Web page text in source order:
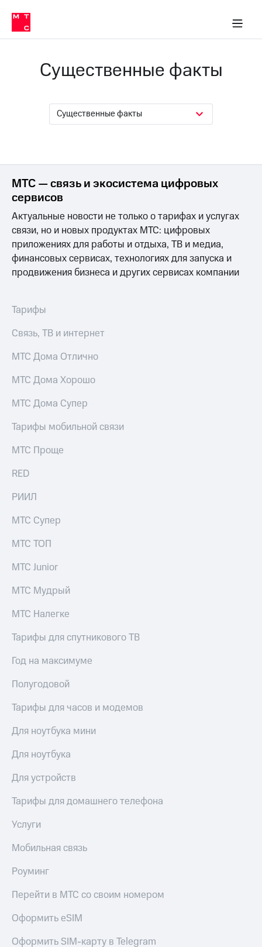
Медиа-центр
и акционерам
Устойчивое развитие
Комплаенс и деловая этика
компании
Карьера
История
компании
Правовая
Контакты
Медиа-центр
Пресс-
релизы
Интервью
Финансовая
в
секретарь
Раскрытие
информации
Информация
Документы
"МТС"
акционеров
кабинет
Акционерный
Контроль
аудит
Рынок
акций
Описание
Программа
приобретения
Порядок
акций
о
именных
Другое
Карьера
в МТС
Пресс-
релизы
Существенные факты
Существенные факты
МТС — связь и экосистема цифровых
сервисов
Актуальные новости не только о тарифах и услугах
связи, но и новых продуктах МТС: цифровых
приложениях для работы и отдыха, ТВ и медиа,
финансовых сервисах, технологиях для запуска и
продвижения бизнеса и других сервисах компании
Тарифы
Связь, ТВ и интернет
МТС Дома Отлично
МТС Дома Хорошо
МТС Дома Супер
Тарифы мобильной связи
МТС Проще
RED
РИИЛ
МТС Супер
МТС ТОП
МТС Junior
МТС Мудрый
МТС Налегке
Тарифы для спутникового ТВ
Год на максимуме
Полугодовой
Тарифы для часов и модемов
Для ноутбука мини
Для ноутбука
Для устройств
Тарифы для домашнего телефона
Услуги
Мобильная связь
Роуминг
Перейти в МТС со своим номером
Оформить eSIM
Оформить SIM-карту в Telegram